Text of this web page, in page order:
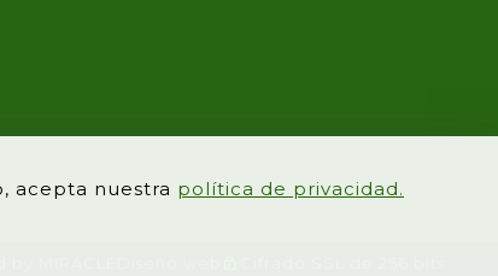
acepta nuestra política de privacidad.